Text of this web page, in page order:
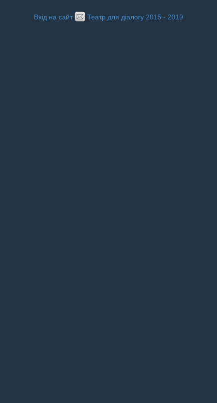
Вхід на сайт Театр для діалогу 2015 - 2019